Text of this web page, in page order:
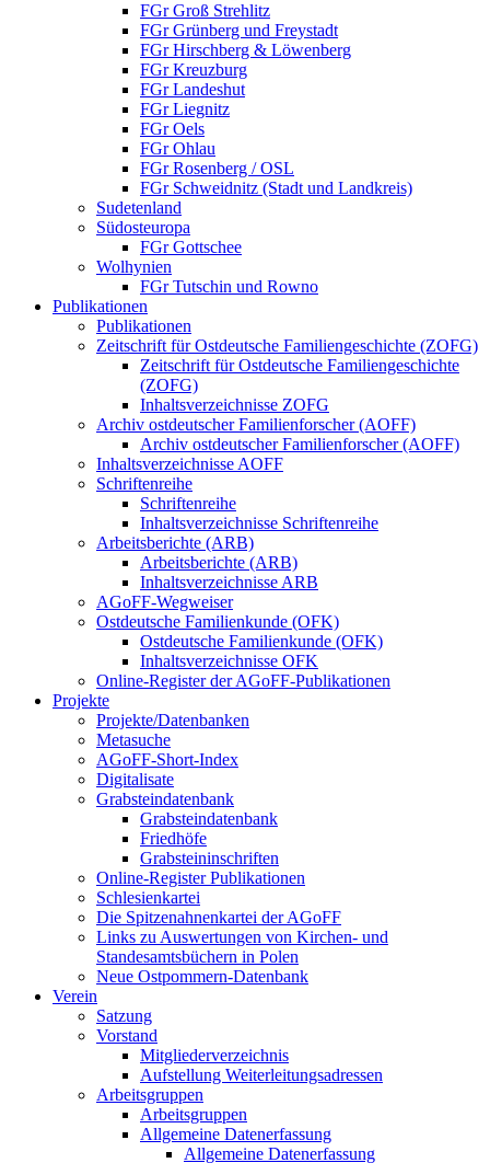
FGr Groß Strehlitz
FGr Grünberg und Freystadt
FGr Hirschberg & Löwenberg
FGr Kreuzburg
FGr Landeshut
FGr Liegnitz
FGr Oels
FGr Ohlau
FGr Rosenberg / OSL
FGr Schweidnitz (Stadt und Landkreis)
Sudetenland
Südosteuropa
FGr Gottschee
Wolhynien
FGr Tutschin und Rowno
Publikationen
Publikationen
Zeitschrift für Ostdeutsche Familiengeschichte (ZOFG)
Zeitschrift für Ostdeutsche Familiengeschichte
(ZOFG)
Inhaltsverzeichnisse ZOFG
Archiv ostdeutscher Familienforscher (AOFF)
Archiv ostdeutscher Familienforscher (AOFF)
Inhaltsverzeichnisse AOFF
Schriftenreihe
Schriftenreihe
Inhaltsverzeichnisse Schriftenreihe
Arbeitsberichte (ARB)
Arbeitsberichte (ARB)
Inhaltsverzeichnisse ARB
AGoFF-Wegweiser
Ostdeutsche Familienkunde (OFK)
Ostdeutsche Familienkunde (OFK)
Inhaltsverzeichnisse OFK
Online-Register der AGoFF-Publikationen
Projekte
Projekte/Datenbanken
Metasuche
AGoFF-Short-Index
Digitalisate
Grabsteindatenbank
Grabsteindatenbank
Friedhöfe
Grabsteininschriften
Online-Register Publikationen
Schlesienkartei
Die Spitzenahnenkartei der AGoFF
Links zu Auswertungen von Kirchen- und
Standesamtsbüchern in Polen
Neue Ostpommern-Datenbank
Verein
Satzung
Vorstand
Mitgliederverzeichnis
Aufstellung Weiterleitungsadressen
Arbeitsgruppen
Arbeitsgruppen
Allgemeine Datenerfassung
Allgemeine Datenerfassung